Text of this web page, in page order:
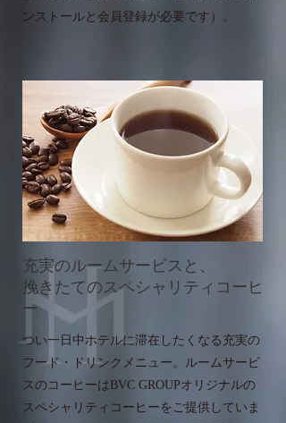
ンストールと会員登録が必要です）。
充実のルームサービスと、
​挽きたてのスペシャリティコーヒ
ー
つい一日中ホテルに滞在したくなる充実の
フード・ドリンクメニュー。ルームサービ
スのコーヒーはBVC GROUPオリジナルの
スペシャリティコーヒーをご提供していま